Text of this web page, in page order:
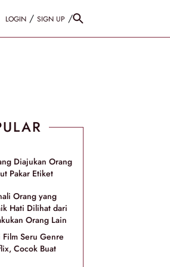
LOGIN / SIGN UP /
Diajukan Orang
Pakar Etiket
Orang yang
Hati Dilihat dari
Orang Lain
Seru Genre
Cocok Buat